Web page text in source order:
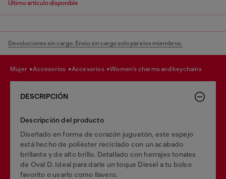
Último artículo disponible
Devoluciones sin cargo. Envío sin cargo solo para los miembros.
mujer accesorios accesorios women's charms and keychains
DESCRIPCIÓN
Descripción del producto
Diseñado en forma de corazón juguetón, este espejo
está hecho de poliéster reciclado con un acabado
brillante y de alto brillo. Detallado con herrajes tonales
de Oval D. Ideal para darle un toque Diesel a tu bolso
favorito o usarlo como llavero.